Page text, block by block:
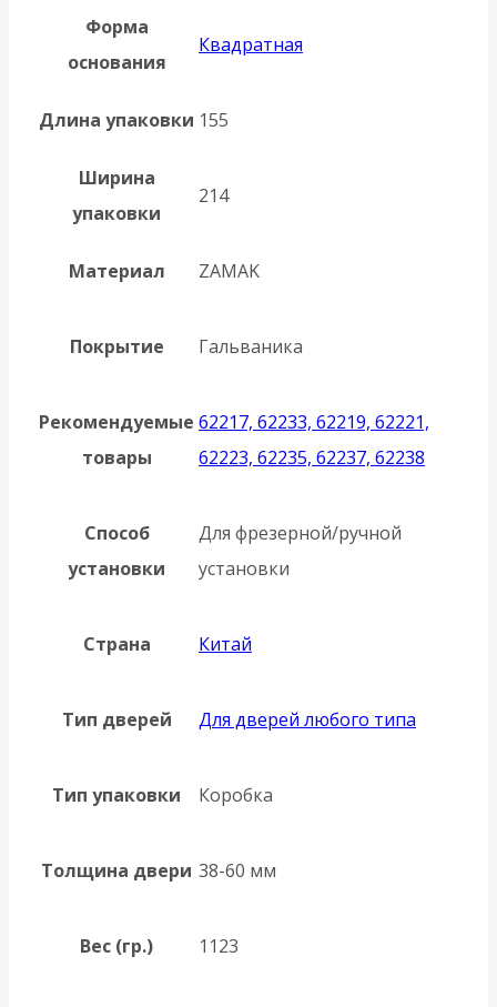
Форма
основания
Квадратная
Длина упаковки 155
Ширина
упаковки
214
Материал ZAMAK
Покрытие Гальваника
Рекомендуемые
товары
62217, 62233, 62219, 62221,
62223, 62235, 62237, 62238
Способ
установки
Для фрезерной/ручной
установки
Страна Китай
Тип дверей Для дверей любого типа
Тип упаковки Коробка
Толщина двери 38-60 мм
Вес (гр.) 1123